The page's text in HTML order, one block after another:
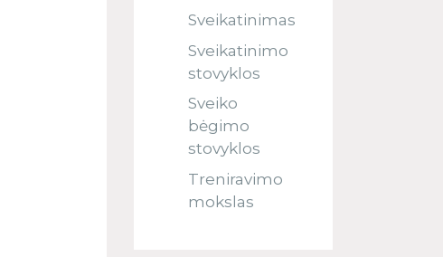
Sveikatinimas
Sveikatinimo
stovyklos
Sveiko
bėgimo
stovyklos
Treniravimo
mokslas